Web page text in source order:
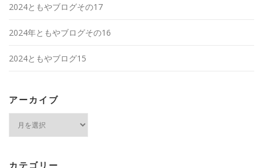
2024ともやブログその17
2024年ともやブログその16
2024ともやブログ15
アーカイブ
ブ
カテゴリー